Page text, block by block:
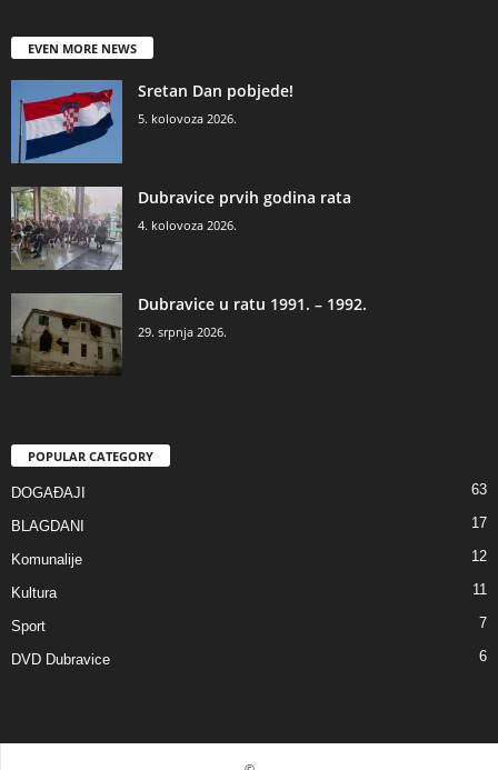
EVEN MORE NEWS
Sretan Dan pobjede!
5. kolovoza 2026.
Dubravice prvih godina rata
4. kolovoza 2026.
Dubravice u ratu 1991. – 1992.
29. srpnja 2026.
POPULAR CATEGORY
DOGAĐAJI 63
BLAGDANI 17
Komunalije 12
Kultura 11
Sport 7
DVD Dubravice 6